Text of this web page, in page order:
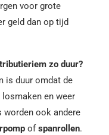
voor grote
geld dan op tijd
zo duur?
is duur omdat de
en weer
ook andere
ofspanrollen.